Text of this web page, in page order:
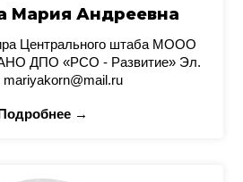
Мария Андреевна
Центрального штаба МООО
ДПО «РСО - Развитие» Эл.
mariyakorn@mail.ru
→